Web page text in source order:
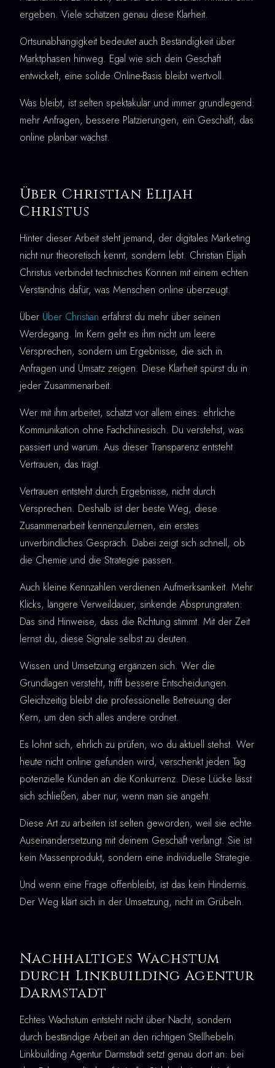
ergeben. Viele schätzen genau diese Klarheit.
Ortsunabhängigkeit bedeutet auch Beständigkeit über
Marktphasen hinweg. Egal wie sich dein Geschäft
entwickelt, eine solide Online-Basis bleibt wertvoll.
Was bleibt, ist selten spektakulär und immer grundlegend:
mehr Anfragen, bessere Platzierungen, ein Geschäft, das
online planbar wächst.
Über Christian Elijah
Christus
Hinter dieser Arbeit steht jemand, der digitales Marketing
nicht nur theoretisch kennt, sondern lebt. Christian Elijah
Christus verbindet technisches Können mit einem echten
Verständnis dafür, was Menschen online überzeugt.
Über Über Christian erfährst du mehr über seinen
Werdegang. Im Kern geht es ihm nicht um leere
Versprechen, sondern um Ergebnisse, die sich in
Anfragen und Umsatz zeigen. Diese Klarheit spürst du in
jeder Zusammenarbeit.
Wer mit ihm arbeitet, schätzt vor allem eines: ehrliche
Kommunikation ohne Fachchinesisch. Du verstehst, was
passiert und warum. Aus dieser Transparenz entsteht
Vertrauen, das trägt.
Vertrauen entsteht durch Ergebnisse, nicht durch
Versprechen. Deshalb ist der beste Weg, diese
Zusammenarbeit kennenzulernen, ein erstes
unverbindliches Gespräch. Dabei zeigt sich schnell, ob
die Chemie und die Strategie passen.
Auch kleine Kennzahlen verdienen Aufmerksamkeit. Mehr
Klicks, längere Verweildauer, sinkende Absprungraten:
Das sind Hinweise, dass die Richtung stimmt. Mit der Zeit
lernst du, diese Signale selbst zu deuten.
Wissen und Umsetzung ergänzen sich. Wer die
Grundlagen versteht, trifft bessere Entscheidungen.
Gleichzeitig bleibt die professionelle Betreuung der
Kern, um den sich alles andere ordnet.
Es lohnt sich, ehrlich zu prüfen, wo du aktuell stehst. Wer
heute nicht online gefunden wird, verschenkt jeden Tag
potenzielle Kunden an die Konkurrenz. Diese Lücke lässt
sich schließen, aber nur, wenn man sie angeht.
Diese Art zu arbeiten ist selten geworden, weil sie echte
Auseinandersetzung mit deinem Geschäft verlangt. Sie ist
kein Massenprodukt, sondern eine individuelle Strategie.
Und wenn eine Frage offenbleibt, ist das kein Hindernis.
Der Weg klärt sich in der Umsetzung, nicht im Grübeln.
Nachhaltiges Wachstum
durch Linkbuilding Agentur
Darmstadt
Echtes Wachstum entsteht nicht über Nacht, sondern
durch beständige Arbeit an den richtigen Stellhebeln.
Linkbuilding Agentur Darmstadt setzt genau dort an: bei